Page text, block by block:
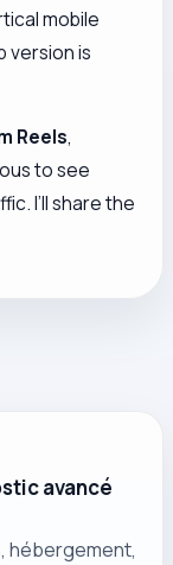
mobile
version is
Reels,
to see
I’ll share the
avancé
hébergement,